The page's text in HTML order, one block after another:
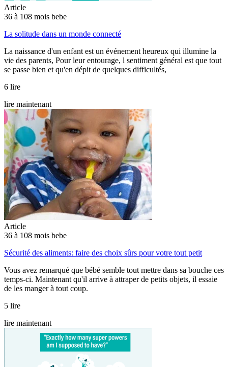
Article
36 à 108 mois bebe
La solitude dans un monde connecté
La naissance d'un enfant est un événement heureux qui illumine la
vie des parents, Pour leur entourage, l sentiment général est que tout
se passe bien et qu'en dépit de quelques difficultés,
6 lire
lire maintenant
Article
36 à 108 mois bebe
Sécurité des aliments: faire des choix sûrs pour votre tout petit
Vous avez remarqué que bébé semble tout mettre dans sa bouche ces
temps-ci. Maintenant qu'il arrive à attraper de petits objets, il essaie
de les manger à tout coup.
5 lire
lire maintenant